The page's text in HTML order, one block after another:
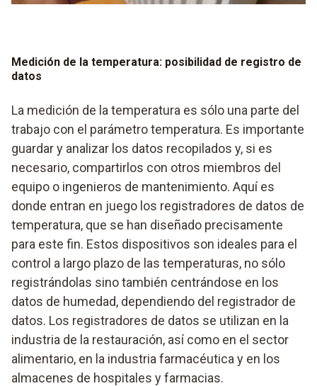
de calefacción
Medición de la temperatura: posibilidad de registro de
datos
La medición de la temperatura es sólo una parte del
trabajo con el parámetro temperatura. Es importante
guardar y analizar los datos recopilados y, si es
necesario, compartirlos con otros miembros del
equipo o ingenieros de mantenimiento. Aquí es
donde entran en juego los registradores de datos de
temperatura, que se han diseñado precisamente
para este fin. Estos dispositivos son ideales para el
control a largo plazo de las temperaturas, no sólo
registrándolas sino también centrándose en los
datos de humedad, dependiendo del registrador de
datos. Los registradores de datos se utilizan en la
industria de la restauración, así como en el sector
alimentario, en la industria farmacéutica y en los
almacenes de hospitales y farmacias.